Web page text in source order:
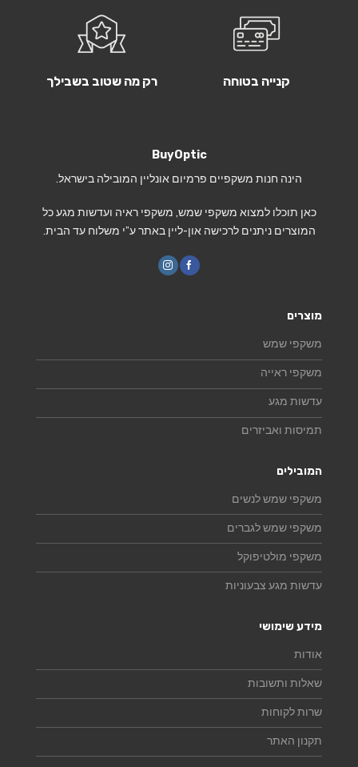
קנייה בטוחה רק מה שטוב בשבילך
BuyOptic
הינה חנות משקפיים פרמיום אונליין המובילה בישראל.
כאן תוכלו למצוא משקפי שמש, משקפי ראיה ועדשות מגע כל
המוצרים ניתנים לרכישה און-ליין באתר ע”י משלוח עד הבית.
מוצרים
משקפי שמש
משקפי ראייה
עדשות מגע
תמיסות ואביזרים
המובילים
משקפי שמש לנשים
משקפי שמש לגברים
משקפי מולטיפוקל
עדשות מגע צבעוניות
מידע שימושי
אודות
שאלות ותשובות
שרות לקוחות
תקנון האתר